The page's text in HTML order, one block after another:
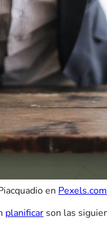
en Pexels.com
planificar son las